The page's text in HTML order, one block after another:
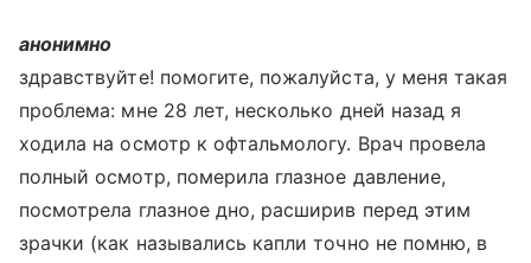
анонимно
здравствуйте! помогите, пожалуйста, у меня такая
проблема: мне 28 лет, несколько дней назад я
ходила на осмотр к офтальмологу. Врач провела
полный осмотр, померила глазное давление,
посмотрела глазное дно, расширив перед этим
зрачки (как назывались капли точно не помню, в